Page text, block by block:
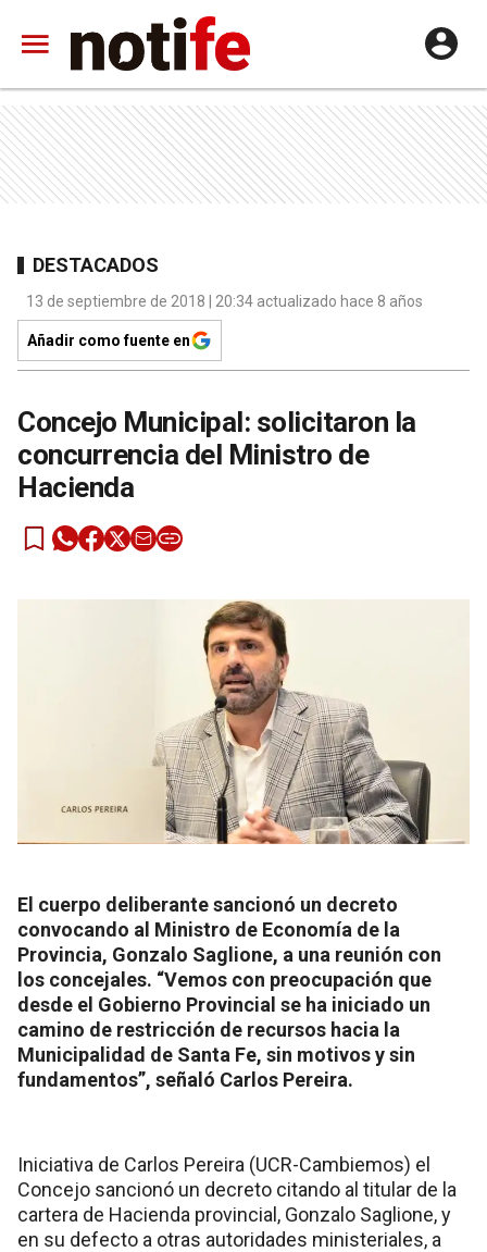
DESTACADOS
13 de septiembre de 2018 | 20:34 actualizado hace 8 años
Añadir como fuente en
Concejo Municipal: solicitaron la
concurrencia del Ministro de
Hacienda
El cuerpo deliberante sancionó un decreto
convocando al Ministro de Economía de la
Provincia, Gonzalo Saglione, a una reunión con
los concejales. “Vemos con preocupación que
desde el Gobierno Provincial se ha iniciado un
camino de restricción de recursos hacia la
Municipalidad de Santa Fe, sin motivos y sin
fundamentos”, señaló Carlos Pereira.
Iniciativa de Carlos Pereira (UCR-Cambiemos) el
Concejo sancionó un decreto citando al titular de la
cartera de Hacienda provincial, Gonzalo Saglione, y
en su defecto a otras autoridades ministeriales, a